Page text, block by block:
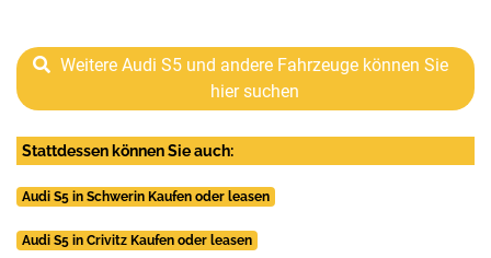
Weitere Audi S5 und andere Fahrzeuge können Sie
hier suchen
Stattdessen können Sie auch:
Audi S5 in Schwerin Kaufen oder leasen
Audi S5 in Crivitz Kaufen oder leasen